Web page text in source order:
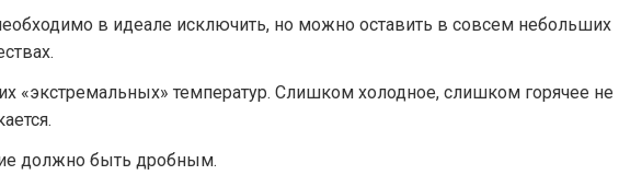
в идеале исключить, но можно оставить в совсем небольших
«экстремальных» температур. Слишком холодное, слишком горячее не
должно быть дробным.